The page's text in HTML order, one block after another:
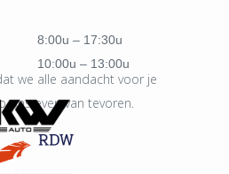
8:00u – 17:30u
10:00u – 13:00u
we alle aandacht voor je
ons even van tevoren.